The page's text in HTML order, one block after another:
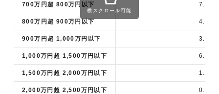
700万円超 800万円以下 7.2
800万円超 900万円以下 4.9
900万円超 1,000万円以下 3.6
1,000万円超 1,500万円以下 6.3
1,500万円超 2,000万円以下 1.4
2,000万円超 2,500万円以下 0.4
横スクロール可能